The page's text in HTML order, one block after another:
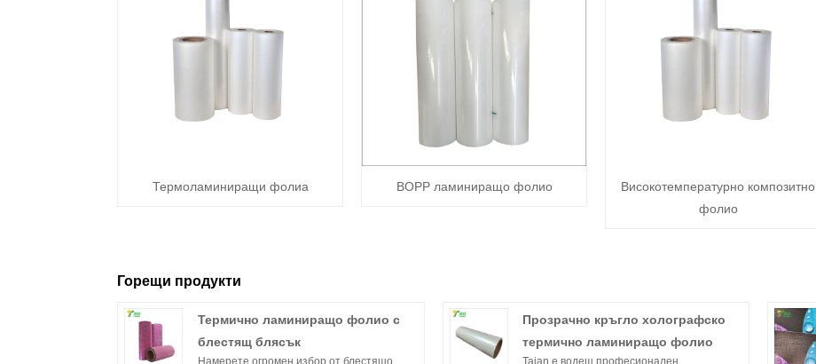
Термоламиниращи фолиа BOPP ламиниращо фолио
Високотемпературно композитно
фолио
Горещи продукти
Термично ламиниращо фолио с
блестящ блясък
Прозрачно кръгло холографско
термично ламиниращо фолио